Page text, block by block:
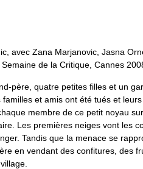
avec Zana Marjanovic, Jasna
de la Critique, Cannes
père, quatre petites filles et un
et amis ont été tués et
membre de ce petit noyau
Les premières neiges vont les
Tandis que la menace se
en vendant des confitures, des